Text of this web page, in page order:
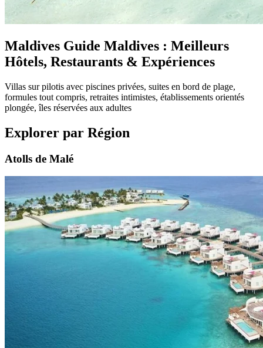
Maldives Guide Maldives : Meilleurs
Hôtels, Restaurants & Expériences
Villas sur pilotis avec piscines privées, suites en bord de plage,
formules tout compris, retraites intimistes, établissements orientés
plongée, îles réservées aux adultes
Explorer par Région
Atolls de Malé